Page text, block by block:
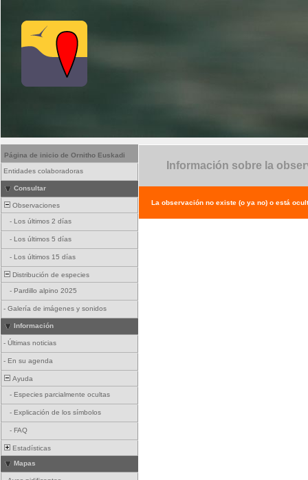
Página de inicio de Ornitho Euskadi
Entidades colaboradoras
Consultar
Observaciones
- Los últimos 2 días
- Los últimos 5 días
- Los últimos 15 días
Distribución de especies
- Pardillo alpino 2025
- Galería de imágenes y sonidos
Información
- Últimas noticias
- En su agenda
Ayuda
- Especies parcialmente ocultas
- Explicación de los símbolos
- FAQ
Estadísticas
Mapas
Información sobre la
La observación no existe (o ya no) o está